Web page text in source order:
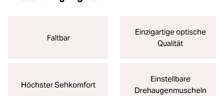
Faltbar
Einzigartige optische
Qualität
Höchster Sehkomfort
Einstellbare
Drehaugenmuscheln